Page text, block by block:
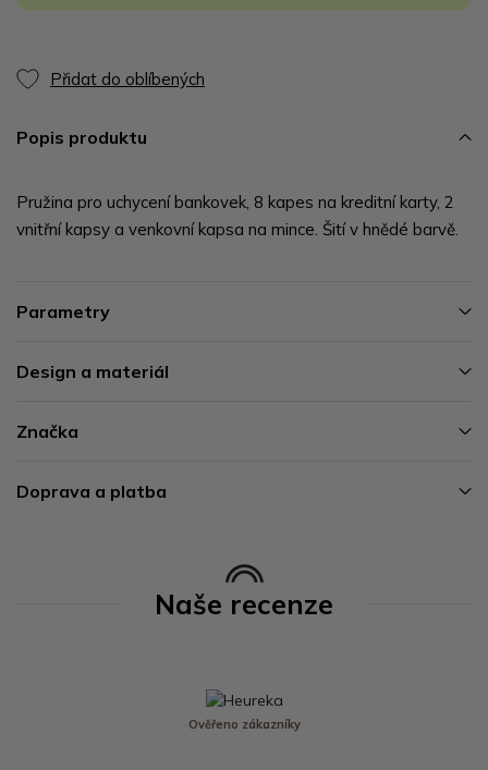
Přidat do oblíbených
Popis produktu
Pružina pro uchycení bankovek, 8 kapes na kreditní karty, 2
vnitřní kapsy a venkovní kapsa na mince. Šití v hnědé barvě.
Parametry
Design a materiál
Značka
Doprava a platba
Naše recenze
Ověřeno zákazníky